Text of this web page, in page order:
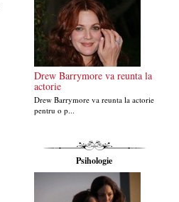
Drew Barrymore va reunta la
actorie
Drew Barrymore va reunta la actorie
pentru o p...
Psihologie